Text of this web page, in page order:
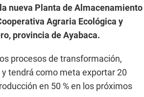
nueva Planta de Almacenamiento
Agraria Ecológica y
provincia de Ayabaca.
procesos de transformación,
tendrá como meta exportar 20
en 50 % en los próximos